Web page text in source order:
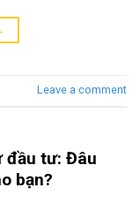
Leave a comment
đầu tư: Đâu
bạn?